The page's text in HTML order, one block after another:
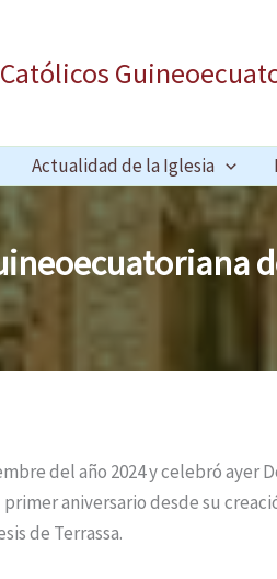
Actualidad de la Iglesia
del año 2024 y celebró ayer
aniversario desde su
de Terrassa.